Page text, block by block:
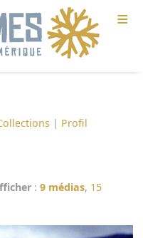
≡
| Profil
:9 médias, 15